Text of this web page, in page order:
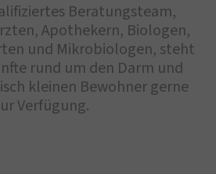
Beratungsteam,
Apothekern, Biologen,
und Mikrobiologen, steht
rund um den Darm und
kleinen Bewohner gerne
Verfügung.